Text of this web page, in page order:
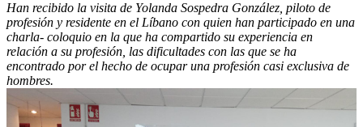
Han recibido la visita de Yolanda Sospedra González, piloto de
profesión y residente en el Líbano con quien han participado en una
charla- coloquio en la que ha compartido su experiencia en
relación a su profesión, las dificultades con las que se ha
encontrado por el hecho de ocupar una profesión casi exclusiva de
hombres.